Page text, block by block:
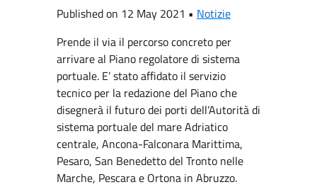
Published on 12 May 2021 • Notizie
Prende il via il percorso concreto per
arrivare al Piano regolatore di sistema
portuale. E’ stato affidato il servizio
tecnico per la redazione del Piano che
disegnerà il futuro dei porti dell’Autorità di
sistema portuale del mare Adriatico
centrale, Ancona-Falconara Marittima,
Pesaro, San Benedetto del Tronto nelle
Marche, Pescara e Ortona in Abruzzo.